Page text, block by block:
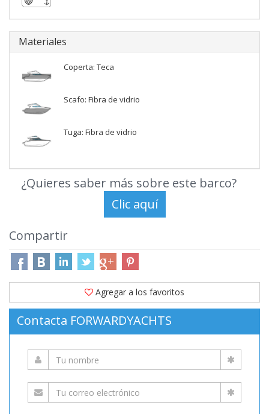
Materiales
Coperta: Teca
Scafo: Fibra de vidrio
Tuga: Fibra de vidrio
¿Quieres saber más sobre este barco?
Compartir
Agregar a los favoritos
Contacta FORWARDYACHTS